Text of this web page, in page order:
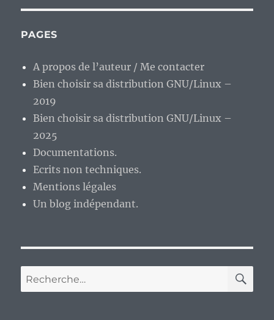
PAGES
A propos de l’auteur / Me contacter
Bien choisir sa distribution GNU/Linux –
2019
Bien choisir sa distribution GNU/Linux –
2025
Documentations.
Ecrits non techniques.
Mentions légales
Un blog indépendant.
Recherche
pour :